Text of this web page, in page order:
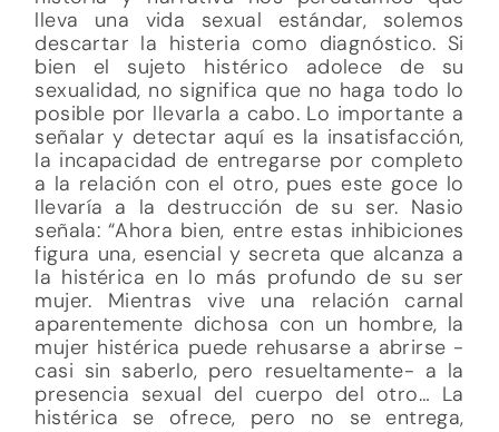
lleva una vida sexual estándar, solemos
descartar la histeria como diagnóstico. Si
bien el sujeto histérico adolece de su
sexualidad, no significa que no haga todo lo
posible por llevarla a cabo. Lo importante a
señalar y detectar aquí es la insatisfacción,
la incapacidad de entregarse por completo
a la relación con el otro, pues este goce lo
llevaría a la destrucción de su ser. Nasio
señala: “Ahora bien, entre estas inhibiciones
figura una, esencial y secreta que alcanza a
la histérica en lo más profundo de su ser
mujer. Mientras vive una relación carnal
aparentemente dichosa con un hombre, la
mujer histérica puede rehusarse a abrirse -
casi sin saberlo, pero resueltamente- a la
presencia sexual del cuerpo del otro… La
histérica se ofrece, pero no se entrega,